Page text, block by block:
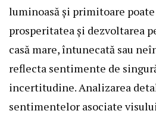
luminoasă și primitoare
prosperitatea și dezvoltarea
casă mare, întunecată sau
reflecta sentimente de
incertitudine. Analizarea
sentimentelor asociate